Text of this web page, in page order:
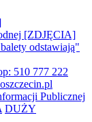
[ZDJĘCIA]
odstawiają"
510 777 222
Publicznej
DUŻY